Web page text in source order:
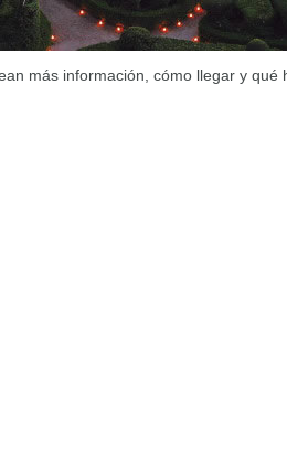
más información, cómo llegar y qué